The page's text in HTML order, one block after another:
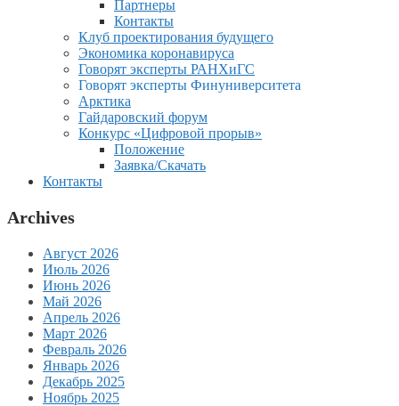
Партнеры
Контакты
Клуб проектирования будущего
Экономика коронавируса
Говорят эксперты РАНХиГС
Говорят эксперты Финуниверситета
Арктика
Гайдаровский форум
Конкурс «Цифровой прорыв»
Положение
Заявка/Скачать
Контакты
Archives
Август 2026
Июль 2026
Июнь 2026
Май 2026
Апрель 2026
Март 2026
Февраль 2026
Январь 2026
Декабрь 2025
Ноябрь 2025